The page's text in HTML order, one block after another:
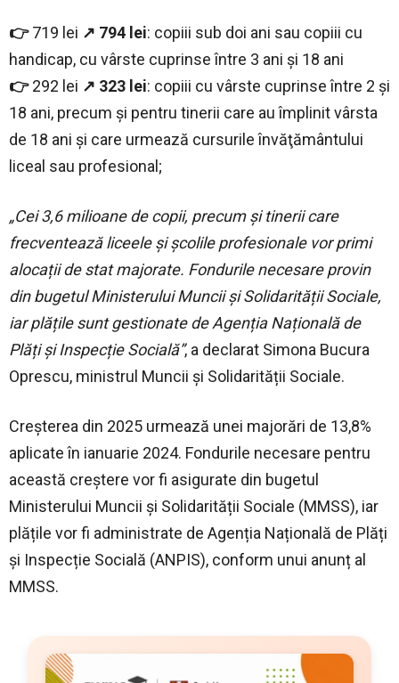
👉719 lei ↗️ 794 lei: copiii sub doi ani sau copiii cu
handicap, cu vârste cuprinse între 3 ani şi 18 ani
👉292 lei ↗️ 323 lei: copiii cu vârste cuprinse între 2 şi
18 ani, precum şi pentru tinerii care au împlinit vârsta
de 18 ani şi care urmează cursurile învăţământului
liceal sau profesional;
„Cei 3,6 milioane de copii, precum și tinerii care
frecventează liceele și școlile profesionale vor primi
alocații de stat majorate. Fondurile necesare provin
din bugetul Ministerului Muncii și Solidarității Sociale,
iar plățile sunt gestionate de Agenția Națională de
Plăți și Inspecție Socială”, a declarat Simona Bucura
Oprescu, ministrul Muncii și Solidarității Sociale.
Creșterea din 2025 urmează unei majorări de 13,8%
aplicate în ianuarie 2024. Fondurile necesare pentru
această creștere vor fi asigurate din bugetul
Ministerului Muncii și Solidarității Sociale (MMSS), iar
plățile vor fi administrate de Agenția Națională de Plăți
și Inspecție Socială (ANPIS), conform unui anunț al
MMSS.